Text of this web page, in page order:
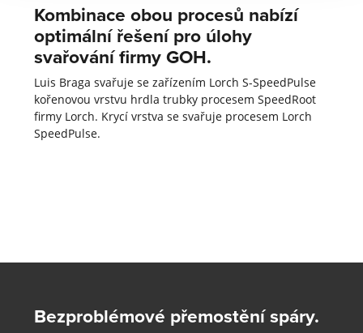
Kombinace obou procesů nabízí
optimální řešení pro úlohy
svařování firmy GOH.
Luis Braga svařuje se zařízením Lorch S-SpeedPulse
kořenovou vrstvu hrdla trubky procesem SpeedRoot
firmy Lorch. Krycí vrstva se svařuje procesem Lorch
SpeedPulse.
Bezproblémové přemostění spáry.